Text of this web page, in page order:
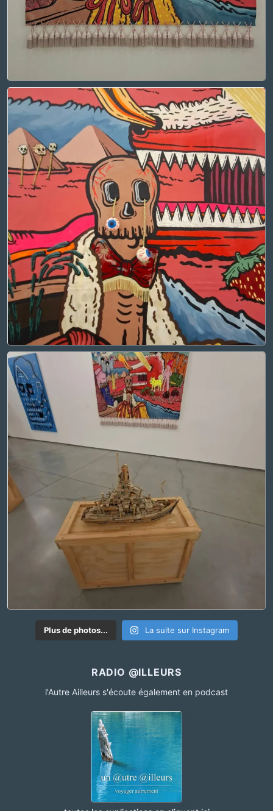
Plus de photos... La suite sur Instagram
RADIO @ILLEURS
l'Autre Ailleurs s'écoute également en podcast